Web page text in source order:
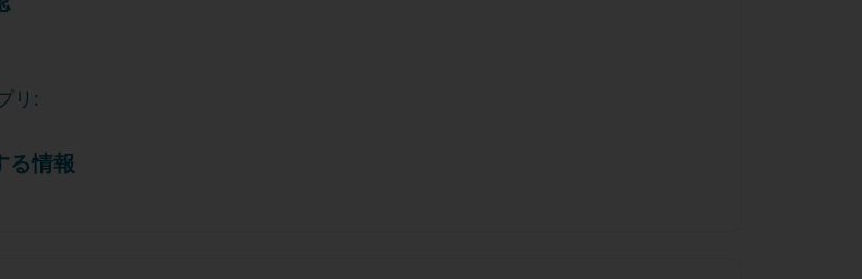
リ:
る情報